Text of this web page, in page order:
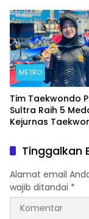
Kemajuan Daerah
METRO
Tim Taekwondo
Sultra Raih 5
Kejurnas
Tinggalkan
Alamat email
wajib ditandai *